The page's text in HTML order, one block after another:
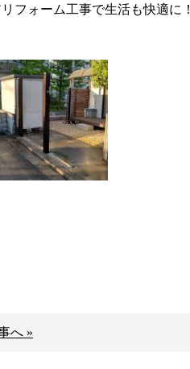
フォーム工事で生活も快適に！
へ »